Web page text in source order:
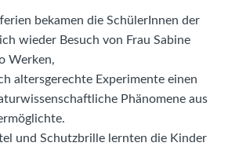
bekamen die SchülerInnen der
wieder Besuch von Frau Sabine
Werken,
altersgerechte Experimente einen
Phänomene aus
und Schutzbrille lernten die Kinder